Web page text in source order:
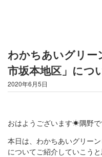
わかちあいグリー
市坂本地区」につ
2020年6月5日
おはようございます☀隅野
本日は、わかちあいグリー
についてご紹介していこうと